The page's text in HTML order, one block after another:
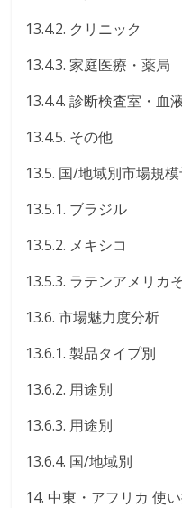
13.4.2. クリニック
13.4.3. 家庭医療・薬局
13.4.4. 診断検査室・血
13.4.5. その他
13.5. 国/地域別市場規
13.5.1. ブラジル
13.5.2. メキシコ
13.5.3. ラテンアメリカ
13.6. 市場魅力度分析
13.6.1. 製品タイプ別
13.6.2. 用途別
13.6.3. 用途別
13.6.4. 国/地域別
14. 中東・アフリカ 使